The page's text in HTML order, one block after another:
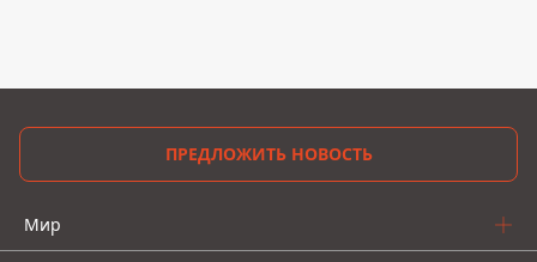
ПРЕДЛОЖИТЬ НОВОСТЬ
Мир